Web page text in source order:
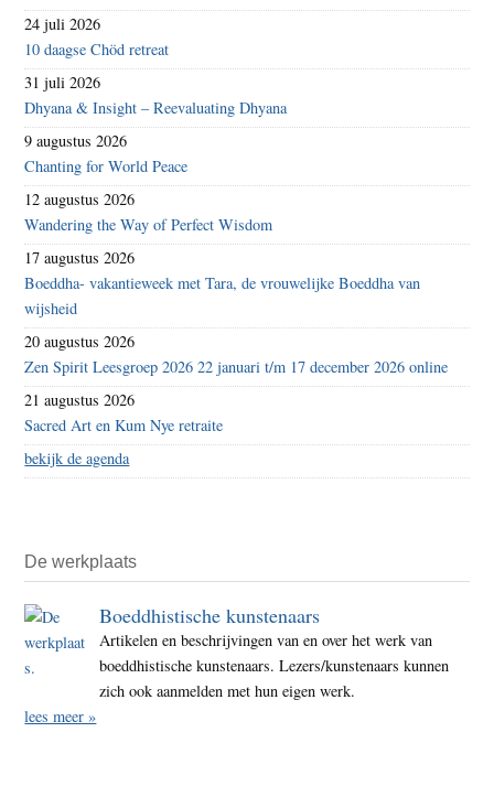
24 juli 2026
10 daagse Chöd retreat
31 juli 2026
Dhyana & Insight – Reevaluating Dhyana
9 augustus 2026
Chanting for World Peace
12 augustus 2026
Wandering the Way of Perfect Wisdom
17 augustus 2026
Boeddha- vakantieweek met Tara, de vrouwelijke Boeddha van
wijsheid
20 augustus 2026
Zen Spirit Leesgroep 2026 22 januari t/m 17 december 2026 online
21 augustus 2026
Sacred Art en Kum Nye retraite
bekijk de agenda
De werkplaats
Boeddhistische kunstenaars
Artikelen en beschrijvingen van en over het werk van
boeddhistische kunstenaars. Lezers/kunstenaars kunnen
zich ook aanmelden met hun eigen werk.
lees meer »